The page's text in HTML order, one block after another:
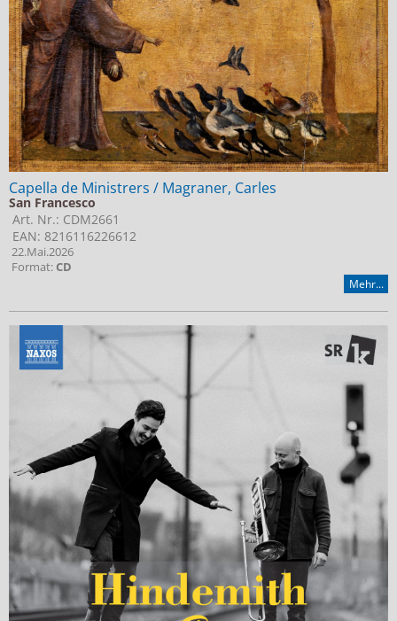
Capella de Ministrers / Magraner, Carles
San Francesco
Art. Nr.: CDM2661
EAN: 8216116226612
22.Mai.2026
Format:CD
Mehr...